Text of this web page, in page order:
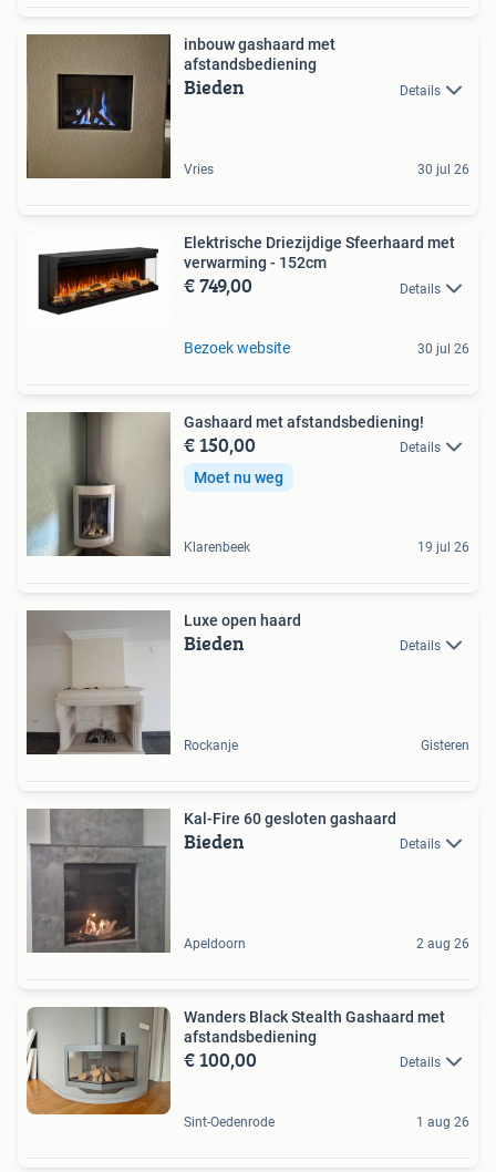
inbouw gashaard met
afstandsbediening
Bieden Details
Vries 30 jul 26
Elektrische Driezijdige Sfeerhaard met
verwarming - 152cm
€ 749,00 Details
Bezoek website 30 jul 26
Gashaard met afstandsbediening!
€ 150,00 Details
Moet nu weg
Klarenbeek 19 jul 26
Luxe open haard
Bieden Details
Rockanje Gisteren
Kal-Fire 60 gesloten gashaard
Bieden Details
Apeldoorn 2 aug 26
Wanders Black Stealth Gashaard met
afstandsbediening
€ 100,00 Details
Sint-Oedenrode 1 aug 26